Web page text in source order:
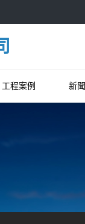
工程案例 新